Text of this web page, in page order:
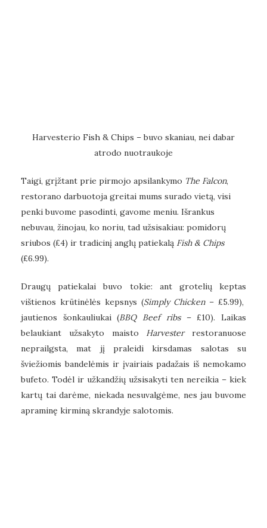
Harvesterio Fish & Chips – buvo skaniau, nei dabar
atrodo nuotraukoje
Taigi, grįžtant prie pirmojo apsilankymo The Falcon,
restorano darbuotoja greitai mums surado vietą, visi
penki buvome pasodinti, gavome meniu. Išrankus
nebuvau, žinojau, ko noriu, tad užsisakiau: pomidorų
sriubos (£4) ir tradicinį anglų patiekalą Fish & Chips
(£6.99).
Draugų patiekalai buvo tokie: ant grotelių keptas
vištienos krūtinėlės kepsnys (Simply Chicken– £5.99),
jautienos šonkauliukai (BBQ Beef ribs– £10). Laikas
belaukiant užsakyto maisto Harvester
restoranuose
neprailgsta, mat jį praleidi kirsdamas salotas su
šviežiomis bandelėmis ir įvairiais padažais iš nemokamo
bufeto. Todėl ir užkandžių užsisakyti ten nereikia – kiek
kartų tai darėme, niekada nesuvalgėme, nes jau buvome
apraminę kirminą skrandyje salotomis.